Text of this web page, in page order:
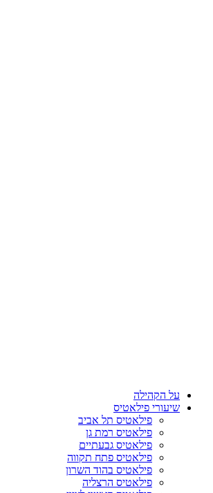
על הקהילה
שיעורי פילאטיס
פילאטיס תל אביב
פילאטיס רמת גן
פילאטיס גבעתיים
פילאטיס פתח תקווה
פילאטיס בהוד השרון
פילאטיס הרצליה